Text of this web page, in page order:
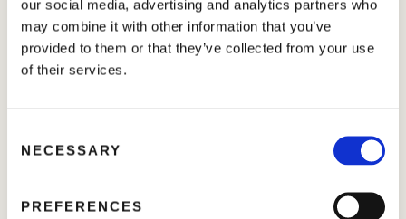
our social media, advertising and analytics partners who
may combine it with other information that you’ve
provided to them or that they’ve collected from your use
of their services.
NECESSARY
PREFERENCES
Efficace in un’ampia gamma di condizioni
pedoclimatiche
batteri e virus
Migliora la salute delle piante e l’accumulo di fitormoni